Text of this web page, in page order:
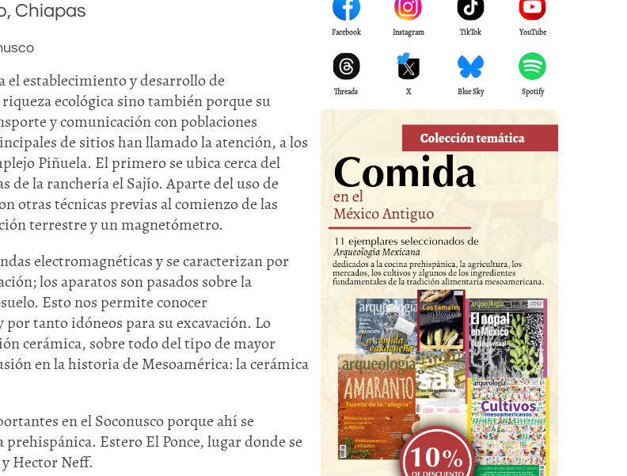
Chiapas
establecimiento y desarrollo de
ecológica sino también porque su
y comunicación con poblaciones
de sitios han llamado la atención, a los
Piñuela. El primero se ubica cerca del
de la ranchería el Sajío. Aparte del uso de
otras técnicas previas al comienzo de las
terrestre y un magnetómetro.
electromagnéticas y se caracterizan por
los aparatos son pasados sobre la
Esto nos permite conocer
tanto idóneos para su excavación. Lo
cerámica, sobre todo del tipo de mayor
en la historia de Mesoamérica: la cerámica
en el Soconusco porque ahí se
Estero El Ponce, lugar donde se
Hector Neff.
Facebook Instagram TikTok YouTube
Threads X Blue Sky Spotify